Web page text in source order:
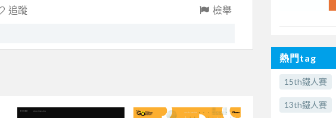
追蹤 檢舉
熱門tag
15th鐵人賽
13th鐵人賽